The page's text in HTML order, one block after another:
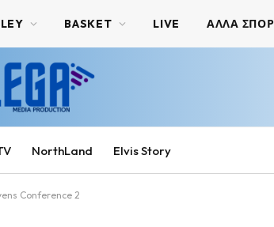
BASKET LIVE ΑΛΛΑ ΣΠΟΡ
NorthLand Elvis Story
Conference 2